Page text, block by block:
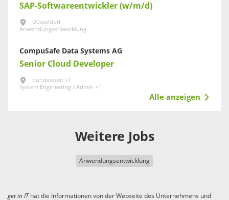
SAP-Softwareentwickler (w/m/d)
Düsseldorf
Anwendungsentwicklung
CompuSafe Data Systems AG
Senior Cloud Developer
bundesweit +1
System Engineering / Admin +1
Alle anzeigen
Weitere Jobs
Anwendungsentwicklung
get in IThat die Informationen von der Webseite des Unternehmens und